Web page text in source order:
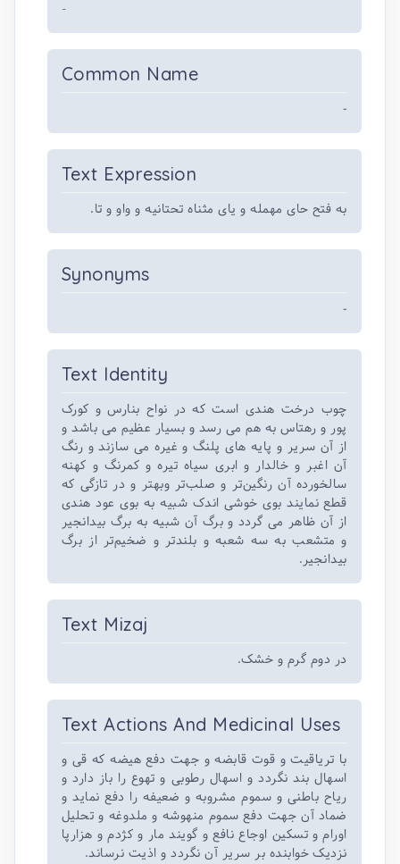
-
Common Name
-
Text Expression
به فتح حای مهمله و یای مثناه تحتانیه و واو و تا.
Synonyms
-
Text Identity
چوب درخت هندی است که در نواح بنارس و کورک
پور و رهتاس به هم می رسد و بسیار عظیم می باشد و
از آن سریر و پایه های پلنگ و غیره می سازند و رنگ
آن اغبر و خالدار و ابری سیاه تیره و کمرنگ و کهنه
سالخورده آن رنگین‌تر و صلب‌تر وبهتر و در تازگی که
قطع نمایند بوی خوشی اندک شبیه به بوی عود هندی
از آن ظاهر می گردد و برگ آن شبیه به برگ بیدانجیر
و متشعب به سه شعبه و بلندتر و ضخیم‌تر از برگ
بیدانجیر.
Text Mizaj
در دوم گرم و خشک.
Text Actions And Medicinal Uses
با‌ تریاقیت و قوت قابضه و جهت دفع هیضه که قی و
اسهال بند نگردد و اسهال رطوبی و تهوع را باز دارد و
ریاح باطنی و سموم مشروبه و ضعیفه را دفع نماید و
ضماد آن جهت دفع سموم منهوشه و ملدوغه و تحلیل
اورام و تسکین اوجاع نافع و گویند مار و کژدم و هزارپا
نزدیک خوابنده بر سریر آن نگردد و اذیت نرساند.